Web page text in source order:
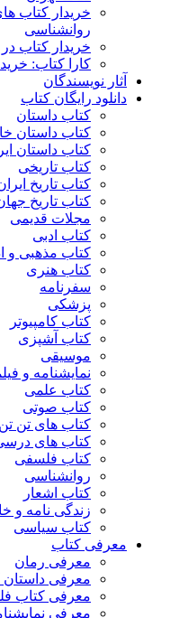
خریدار کتاب
روانشناسی
خریدار کتاب
کارا کتاب:
آثار نویسندگان
دانلود رایگان کتاب
کتاب داستان
کتاب داستان
کتاب داستان
کتاب تاریخی
کتاب تاریخ
کتاب تاریخ
مجلات قدیمی
کتاب ادبی
کتاب مذهبی و
کتاب هنری
سفرنامه
پزشکی
کتاب کامپیوتر
کتاب آشپزی
موسیقی
نمایشنامه و
کتاب علمی
کتاب صوتی
کتاب های تن
کتاب های
کتاب فلسفی
روانشناسی
کتاب اشعار
زندگی نامه و
کتاب سیاسی
معرفی کتاب
معرفی رمان
معرفی داستان
معرفی کتاب
معرفی